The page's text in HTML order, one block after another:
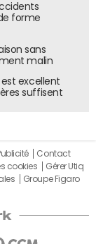
forme
sans
malin
est excellent
suffisent
Contact
cookies
Gérer Utiq
Groupe Figaro